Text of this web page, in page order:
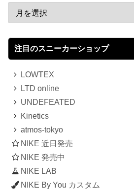
注目のスニーカーショップ
LOWTEX
LTD online
UNDEFEATED
Kinetics
atmos-tokyo
NIKE 近日発売
NIKE 発売中
NIKE LAB
NIKE By You カスタム